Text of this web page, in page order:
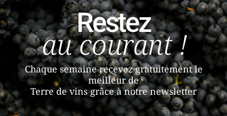
Restez
au courant !
Chaque semaine recevez gratuitement le
meilleur de
Terre de vins grâce à notre newsletter